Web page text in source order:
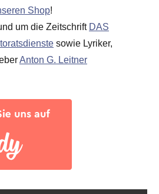
Shop!
um die Zeitschrift DAS
sowie Lyriker,
Anton G. Leitner